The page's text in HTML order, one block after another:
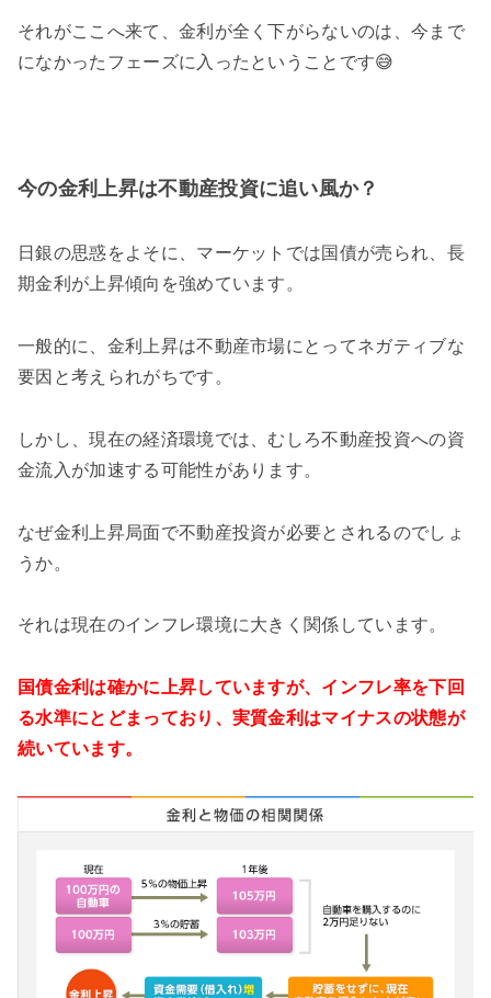
それがここへ来て、金利が全く下がらないのは、今まで
になかったフェーズに入ったということです😅
今の金利上昇は不動産投資に追い風か？
日銀の思惑をよそに、マーケットでは国債が売られ、長
期金利が上昇傾向を強めています。
一般的に、金利上昇は不動産市場にとってネガティブな
要因と考えられがちです。
しかし、現在の経済環境では、むしろ不動産投資への資
金流入が加速する可能性があります。
なぜ金利上昇局面で不動産投資が必要とされるのでしょ
うか。
それは現在のインフレ環境に大きく関係しています。
国債金利は確かに上昇していますが、インフレ率を下回
る水準にとどまっており、実質金利はマイナスの状態が
続いています。